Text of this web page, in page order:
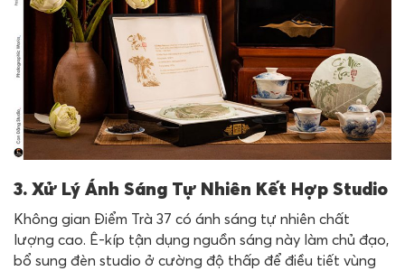
3. Xử Lý Ánh Sáng Tự Nhiên Kết Hợp Studio
Không gian Điểm Trà 37 có ánh sáng tự nhiên chất
lượng cao. Ê-kíp tận dụng nguồn sáng này làm chủ đạo,
bổ sung đèn studio ở cường độ thấp để điều tiết vùng